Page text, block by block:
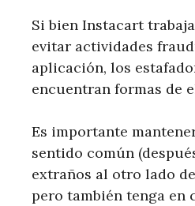
Si bien Instacart
evitar actividades
aplicación, los
encuentran formas de
Es importante
sentido común
extraños al otro lado
pero también tenga en